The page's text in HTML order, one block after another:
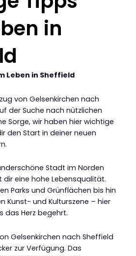
in
Leben in Sheffield
von Gelsenkirchen nach
der Suche nach nützlichen
Sorge, wir haben hier wichtige
den Start in deiner neuen
Stadt im Norden
dir eine hohe Lebensqualität.
Parks und Grünflächen bis hin
Kunst- und Kulturszene – hier
das Herz begehrt.
Gelsenkirchen nach Sheffield
zur Verfügung. Das